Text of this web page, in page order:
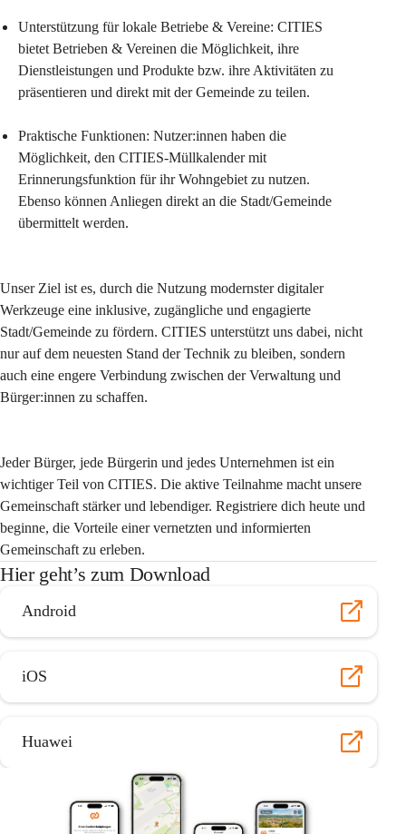
Unterstützung für lokale Betriebe & Vereine: CITIES
bietet Betrieben & Vereinen die Möglichkeit, ihre
Dienstleistungen und Produkte bzw. ihre Aktivitäten zu
präsentieren und direkt mit der Gemeinde zu teilen.
Praktische Funktionen: Nutzer:innen haben die
Möglichkeit, den CITIES-Müllkalender mit
Erinnerungsfunktion für ihr Wohngebiet zu nutzen.
Ebenso können Anliegen direkt an die Stadt/Gemeinde
übermittelt werden.
Unser Ziel ist es, durch die Nutzung modernster digitaler
Werkzeuge eine inklusive, zugängliche und engagierte
Stadt/Gemeinde zu fördern. CITIES unterstützt uns dabei, nicht
nur auf dem neuesten Stand der Technik zu bleiben, sondern
auch eine engere Verbindung zwischen der Verwaltung und
Bürger:innen zu schaffen.
Jeder Bürger, jede Bürgerin und jedes Unternehmen ist ein
wichtiger Teil von CITIES. Die aktive Teilnahme macht unsere
Gemeinschaft stärker und lebendiger. Registriere dich heute und
beginne, die Vorteile einer vernetzten und informierten
Gemeinschaft zu erleben.
Hier geht’s zum Download
Android
iOS
Huawei